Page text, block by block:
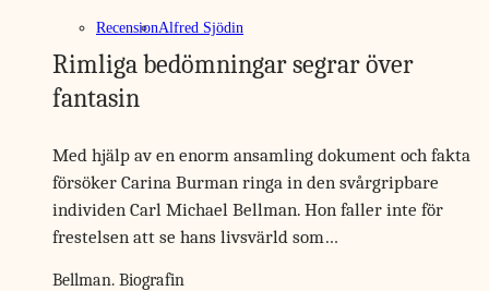
RecensionAlfred Sjödin
Rimliga bedömningar segrar över
fantasin
Med hjälp av en enorm ansamling dokument och fakta
försöker Carina Burman ringa in den svårgripbare
individen Carl Michael Bellman. Hon faller inte för
frestelsen att se hans livsvärld som…
Bellman. Biografin